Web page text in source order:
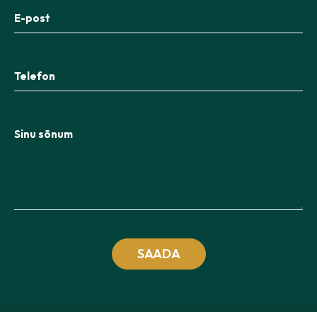
E-post
Telefon
Sinu sõnum